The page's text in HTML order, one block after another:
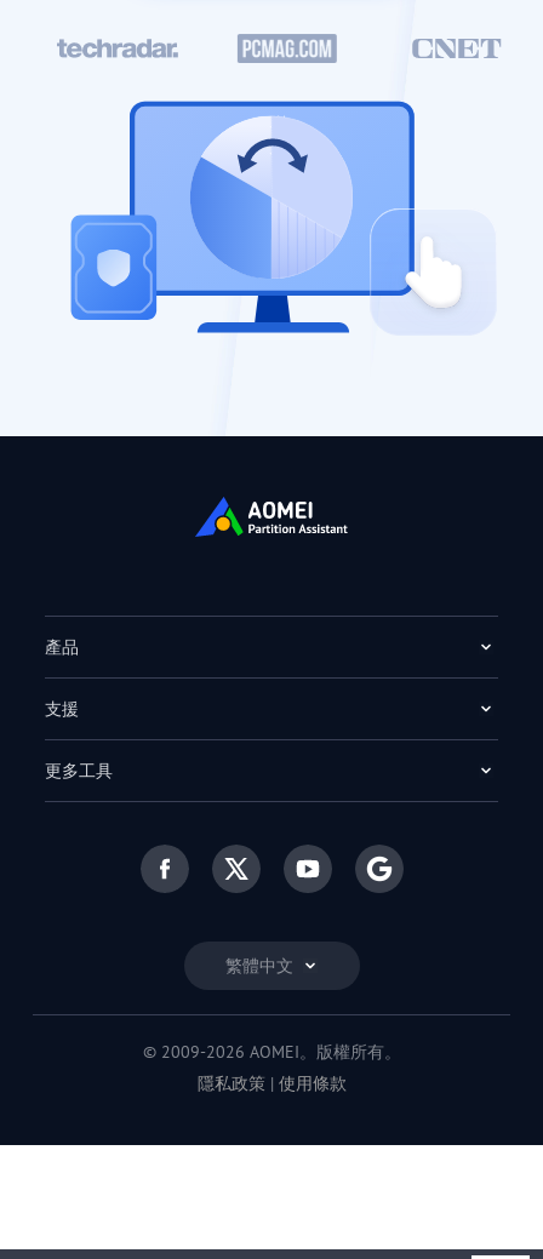
繁體中文
產品
支援
更多工具
© 2009-2026 AOMEI。版權所有。
隱私政策 | 使用條款